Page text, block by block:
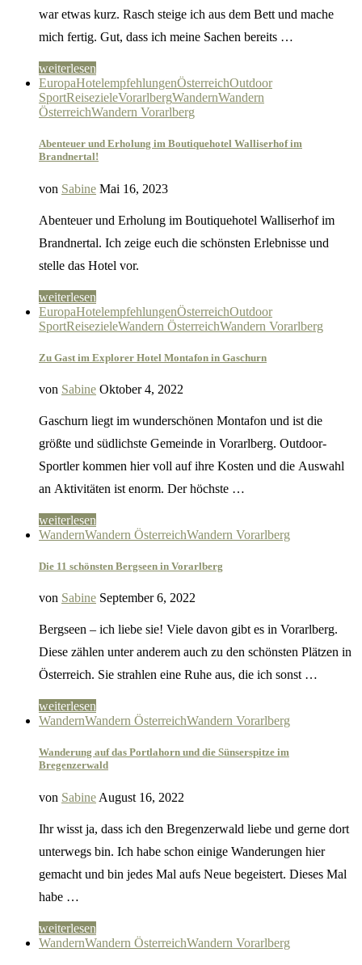
war etwas kurz. Rasch steige ich aus dem Bett und mache
mich fertig. Gut, dass ich meine Sachen bereits …
weiterlesen
EuropaHotelempfehlungenÖsterreichOutdoor
SportReisezieleVorarlbergWandernWandern
ÖsterreichWandern Vorarlberg
Abenteuer und Erholung im Boutiquehotel Walliserhof im
Brandnertal!
von Sabine Mai 16, 2023
Abenteuer und Erholung im Boutiquehotel Walliserhof im
Brandnertal. Ich zeige euch die schönsten Erlebnisse und
stelle das Hotel vor.
weiterlesen
EuropaHotelempfehlungenÖsterreichOutdoor
SportReisezieleWandern ÖsterreichWandern Vorarlberg
Zu Gast im Explorer Hotel Montafon in Gaschurn
von Sabine Oktober 4, 2022
Gaschurn liegt im wunderschönen Montafon und ist die
größte und südlichste Gemeinde in Vorarlberg. Outdoor-
Sportler kommen hier voll auf ihre Kosten und die Auswahl
an Aktivitäten ist enorm. Der höchste …
weiterlesen
WandernWandern ÖsterreichWandern Vorarlberg
Die 11 schönsten Bergseen in Vorarlberg
von Sabine September 6, 2022
Bergseen – ich liebe sie! Viele davon gibt es in Vorarlberg.
Diese zählen unter anderem auch zu den schönsten Plätzen in
Österreich. Sie strahlen eine Ruhe aus, die ich sonst …
weiterlesen
WandernWandern ÖsterreichWandern Vorarlberg
Wanderung auf das Portlahorn und die Sünserspitze im
Bregenzerwald
von Sabine August 16, 2022
Ihr wisst ja, dass ich den Bregenzerwald liebe und gerne dort
unterwegs bin. Ich habe schon einige Wanderungen hier
gemacht und bin jedes Mal aufs Neue begeistert. Dieses Mal
habe …
weiterlesen
WandernWandern ÖsterreichWandern Vorarlberg